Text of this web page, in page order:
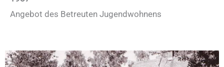
Angebot des Betreuten Jugendwohnens